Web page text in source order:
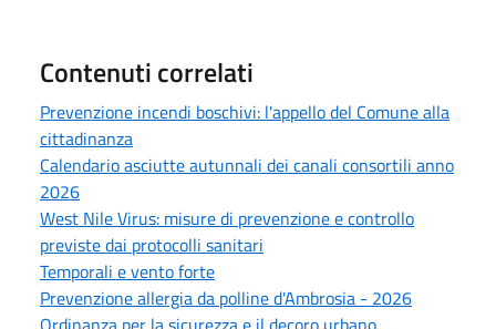
Contenuti correlati
Prevenzione incendi boschivi: l'appello del Comune alla
cittadinanza
Calendario asciutte autunnali dei canali consortili anno
2026
West Nile Virus: misure di prevenzione e controllo
previste dai protocolli sanitari
Temporali e vento forte
Prevenzione allergia da polline d'Ambrosia - 2026